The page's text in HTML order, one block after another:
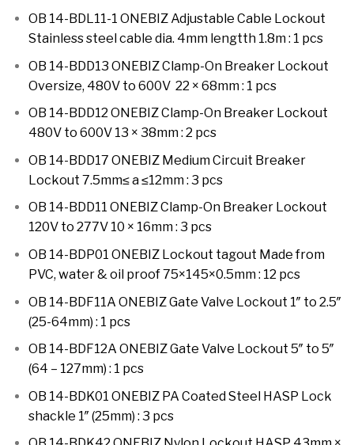
OB 14-BDL11-1 ONEBIZ Adjustable Cable Lockout
Stainless steel cable dia. 4mm lengtth 1.8m : 1 pcs
OB 14-BDD13 ONEBIZ Clamp-On Breaker Lockout
Oversize, 480V to 600V 22 × 68mm : 1 pcs
OB 14-BDD12 ONEBIZ Clamp-On Breaker Lockout
480V to 600V 13 × 38mm : 2 pcs
OB 14-BDD17 ONEBIZ Medium Circuit Breaker
Lockout 7.5mm≤ a ≤12mm : 3 pcs
OB 14-BDD11 ONEBIZ Clamp-On Breaker Lockout
120V to 277V 10 × 16mm : 3 pcs
OB 14-BDP01 ONEBIZ Lockout tagout Made from
PVC, water & oil proof 75×145×0.5mm : 12 pcs
OB 14-BDF11A ONEBIZ Gate Valve Lockout 1″ to 2.5″
(25-64mm) : 1 pcs
OB 14-BDF12A ONEBIZ Gate Valve Lockout 5″ to 5″
(64 – 127mm) : 1 pcs
OB 14-BDK01 ONEBIZ PA Coated Steel HASP Lock
shackle 1″ (25mm) : 3 pcs